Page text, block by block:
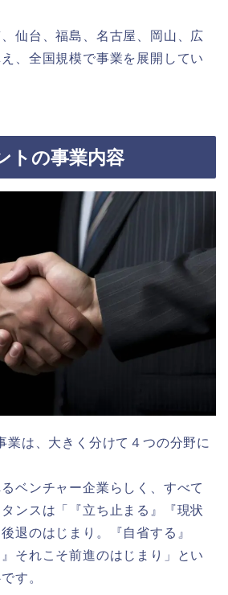
仙台、福島、名古屋、岡山、広
、全国規模で事業を展開してい
トの事業内容
業は、大きく分けて４つの分野に
ベンチャー企業らしく、すべて
ンスは「『立ち止まる』『現状
退のはじまり。『自省する』
』それこそ前進のはじまり」とい
す。